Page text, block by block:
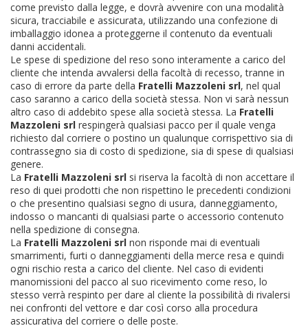
come previsto dalla legge, e dovrà avvenire con una modalità
sicura, tracciabile e assicurata, utilizzando una confezione di
imballaggio idonea a proteggerne il contenuto da eventuali
danni accidentali.
Le spese di spedizione del reso sono interamente a carico del
cliente che intenda avvalersi della facoltà di recesso, tranne in
caso di errore da parte della Fratelli Mazzoleni srl, nel qual
caso saranno a carico della società stessa. Non vi sarà nessun
altro caso di addebito spese alla società stessa. La Fratelli
Mazzoleni srl respingerà qualsiasi pacco per il quale venga
richiesto dal corriere o postino un qualunque corrispettivo sia di
contrassegno sia di costo di spedizione, sia di spese di qualsiasi
genere.
La Fratelli Mazzoleni srl si riserva la facoltà di non accettare il
reso di quei prodotti che non rispettino le precedenti condizioni
o che presentino qualsiasi segno di usura, danneggiamento,
indosso o mancanti di qualsiasi parte o accessorio contenuto
nella spedizione di consegna.
La Fratelli Mazzoleni srl non risponde mai di eventuali
smarrimenti, furti o danneggiamenti della merce resa e quindi
ogni rischio resta a carico del cliente. Nel caso di evidenti
manomissioni del pacco al suo ricevimento come reso, lo
stesso verrà respinto per dare al cliente la possibilità di rivalersi
nei confronti del vettore e dar così corso alla procedura
assicurativa del corriere o delle poste.